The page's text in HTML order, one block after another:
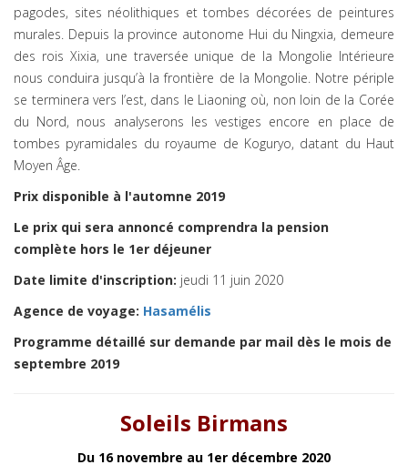
pagodes, sites néolithiques et tombes décorées de peintures
murales. Depuis la province autonome Hui du Ningxia, demeure
des rois Xixia, une traversée unique de la Mongolie Intérieure
nous conduira jusqu’à la frontière de la Mongolie. Notre périple
se terminera vers l’est, dans le Liaoning où, non loin de la Corée
du Nord, nous analyserons les vestiges encore en place de
tombes pyramidales du royaume de Koguryo, datant du Haut
Moyen Âge.
Prix disponible à l'automne 2019
Le prix qui sera annoncé comprendra la pension
complète hors le 1er déjeuner
Date limite d'inscription: jeudi 11 juin 2020
Agence de voyage: Hasamélis
Programme détaillé sur demande par mail dès le mois de
septembre 2019
Soleils Birmans
Du 16 novembre au 1er décembre 2020